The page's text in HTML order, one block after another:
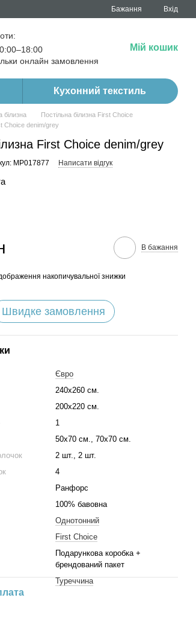
Бажання Вхід
онлайн замовлення
Мій кошик
Кухонний текстиль
білизна
Постільна білизна First Choice
Choice denim/grey
First Choice denim/grey
MP017877 Написати відгук
В бажання
накопичувальної знижки
Швидке замовлення
Євро
240х260 см.
200х220 см.
1
50х70 см., 70х70 см.
2 шт., 2 шт.
4
Ранфорс
100% бавовна
Однотонний
First Choice
Подарункова коробка +
брендований пакет
Туреччина